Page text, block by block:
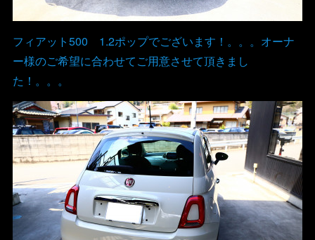
フィアット500 1.2ポップでございます！。。。オーナ
ー様のご希望に合わせてご用意させて頂きまし
た！。。。